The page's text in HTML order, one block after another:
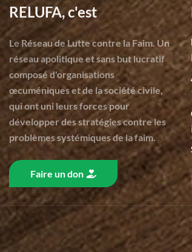
RELUFA, c'est
Le Réseau de Lutte contre la Faim. Un
réseau apolitique et sans but lucratif
composé d'organisations
œcuméniques et de la société civile,
qui ont uni leurs forces pour
développer des stratégies contre les
problèmes systémiques de la faim.
Faire un don